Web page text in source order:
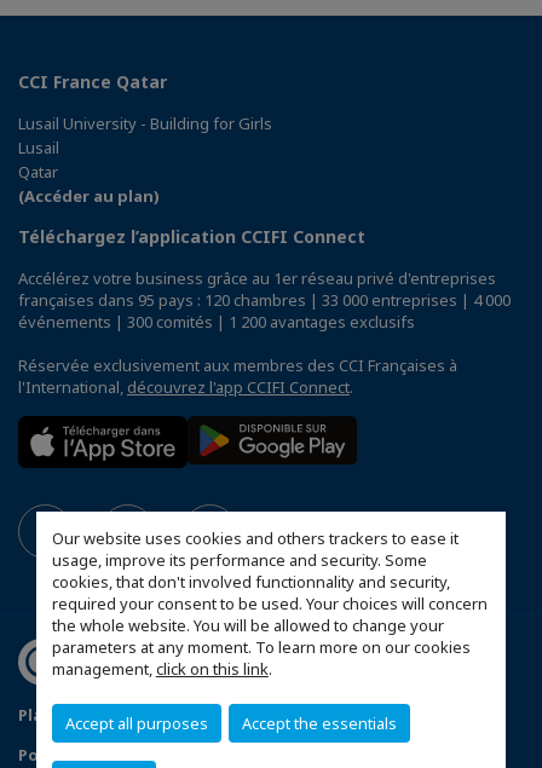
Our website uses cookies and others trackers to ease it
usage, improve its performance and security. Some
cookies, that don't involved functionnality and security,
required your consent to be used. Your choices will concern
the whole website. You will be allowed to change your
parameters at any moment. To learn more on our cookies
management,click on this link.
Accept all purposes Accept the essentials
CCI France Qatar
Lusail University - Building for Girls
Lusail
Qatar
(Accéder au plan)
Téléchargez l’application CCIFI Connect
Accélérez votre business grâce au 1er réseau privé d'entreprises
françaises dans 95 pays : 120 chambres | 33 000 entreprises | 4 000
événements | 300 comités | 1 200 avantages exclusifs
Réservée exclusivement aux membres des CCI Françaises à
l'International, découvrez l'app CCIFI Connect.
Plan du site
Mentions légales
Politique de confidentialité